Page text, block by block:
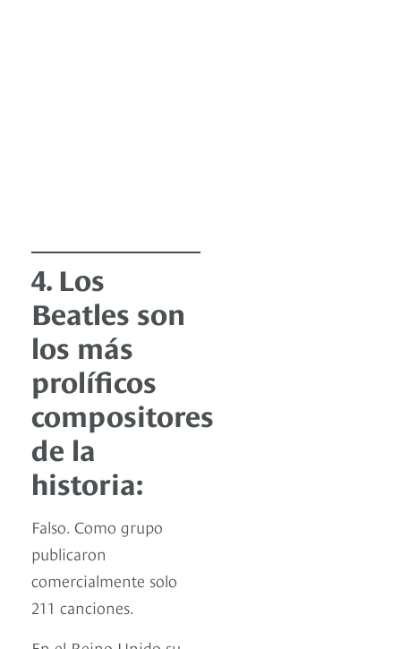
4. Los
Beatles son
los más
prolíficos
compositores
de la
historia:
Falso. Como grupo
publicaron
comercialmente solo
211 canciones.